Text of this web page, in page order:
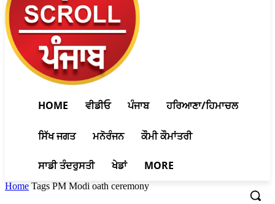
HOME ਵੀਡੀਓ ਪੰਜਾਬ ਹਰਿਆਣਾ/ਹਿਮਾਚਲ
ਸਿੱਖ ਜਗਤ ਮਨੋਰੰਜਨ ਕੌਮੀ ਕੌਮਾਂਤਰੀ
ਸਾਡੀ ਤੰਦਰੁਸਤੀ ਖੇਡਾਂ MORE
Home Tags PM Modi oath ceremony